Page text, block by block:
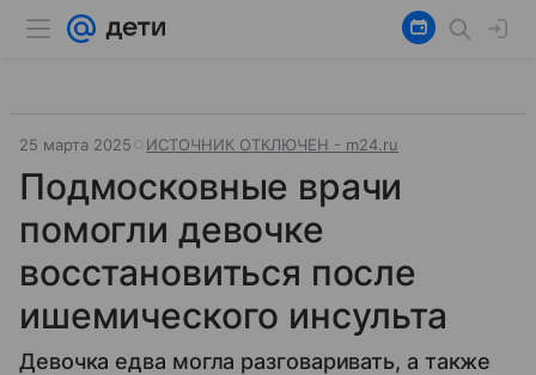
25 марта 2025 ИСТОЧНИК ОТКЛЮЧЕН - m24.ru
Подмосковные врачи
помогли девочке
восстановиться после
ишемического инсульта
Девочка едва могла разговаривать, а также